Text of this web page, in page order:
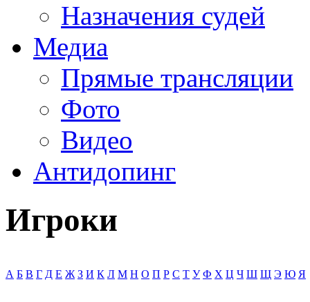
Назначения судей
Медиа
Прямые трансляции
Фото
Видео
Антидопинг
Игроки
А Б В Г Д Е Ж З И К Л М Н О П Р С Т У Ф Х Ц Ч Ш Щ Э Ю Я